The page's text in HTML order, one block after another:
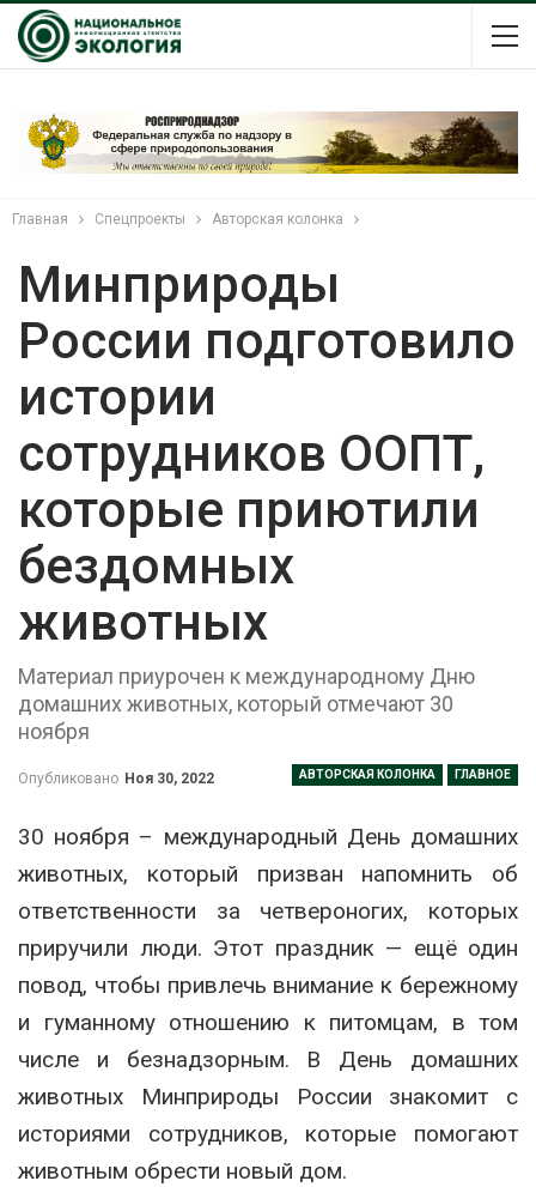
Главная Спецпроекты Авторская колонка
Минприроды
России подготовило
истории
сотрудников ООПТ,
которые приютили
бездомных
животных
Материал приурочен к международному Дню
домашних животных, который отмечают 30
ноября
АВТОРСКАЯ КОЛОНКА ГЛАВНОЕ
Опубликовано Ноя 30, 2022
30 ноября – международный День домашних
животных, который призван напомнить об
ответственности за четвероногих, которых
приручили люди. Этот праздник — ещё один
повод, чтобы привлечь внимание к бережному
и гуманному отношению к питомцам, в том
числе и безнадзорным. В День домашних
животных Минприроды России знакомит с
историями сотрудников, которые помогают
животным обрести новый дом.